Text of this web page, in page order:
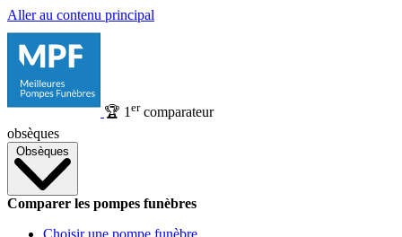
Aller au contenu principal
🏆 1 ercomparateur
obsèques
Obsèques
Comparer les pompes funèbres
Choisir une pompe funèbre